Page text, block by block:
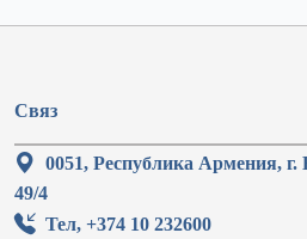
Связ
0051, Республика Армения,
49/4
Тел, +374 10 232600